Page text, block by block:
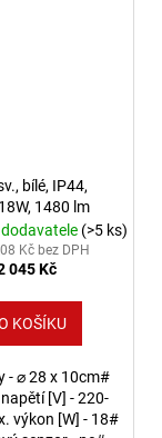
bílé, IP44,
1480 lm
(>5 ks)
Kč bez DPH
045 Kč
KOŠÍKU
- ⌀ 28 x 10cm#
[V] - 220-
výkon [W] - 18#